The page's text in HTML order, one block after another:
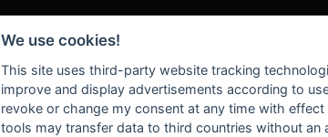
We use cookies!
This site uses third-party website tracking
improve and display advertisements according to
revoke or change my consent at any time with
tools may transfer data to third countries without an